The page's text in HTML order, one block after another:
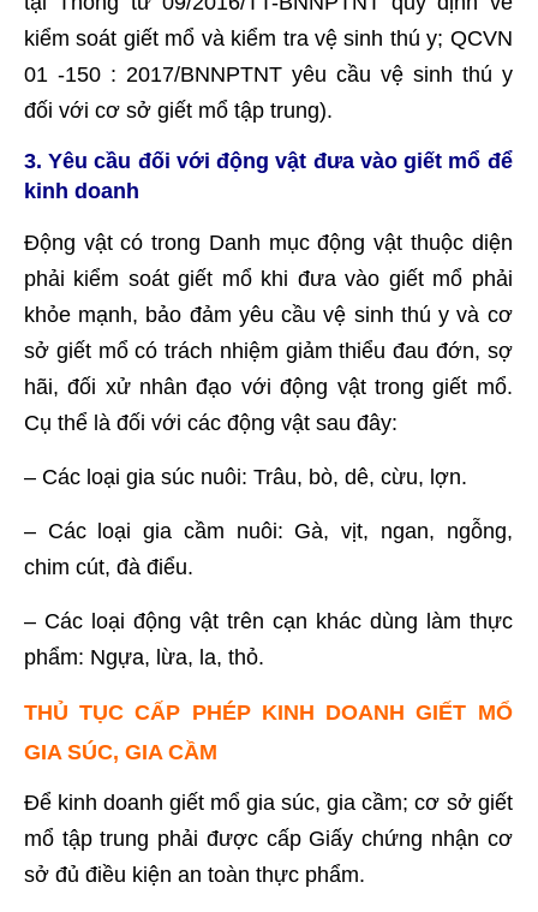
kiểm soát giết mổ và kiểm tra vệ sinh thú y; QCVN
01 -150 : 2017/BNNPTNT yêu cầu vệ sinh thú y
đối với cơ sở giết mổ tập trung).
3. Yêu cầu đối với động vật đưa vào giết mổ để
kinh doanh
Động vật có trong Danh mục động vật thuộc diện
phải kiểm soát giết mổ khi đưa vào giết mổ phải
khỏe mạnh, bảo đảm yêu cầu vệ sinh thú y và cơ
sở giết mổ có trách nhiệm giảm thiểu đau đớn, sợ
hãi, đối xử nhân đạo với động vật trong giết mổ.
Cụ thể là đối với các động vật sau đây:
– Các loại gia súc nuôi: Trâu, bò, dê, cừu, lợn.
– Các loại gia cầm nuôi: Gà, vịt, ngan, ngỗng,
chim cút, đà điểu.
– Các loại động vật trên cạn khác dùng làm thực
phẩm: Ngựa, lừa, la, thỏ.
THỦ TỤC CẤP PHÉP KINH DOANH GIẾT MỔ
GIA SÚC, GIA CẦM
Để kinh doanh giết mổ gia súc, gia cầm; cơ sở giết
mổ tập trung phải được cấp Giấy chứng nhận cơ
sở đủ điều kiện an toàn thực phẩm.